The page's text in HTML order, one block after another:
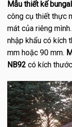
Mẫu thiết kế
công cụ thiết thực
mát của riêng
nhập khẩu có kích
mm hoặc 90 mm.
NB92 có kích